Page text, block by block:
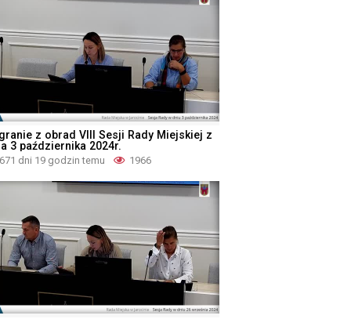
z obrad VIII Sesji Rady Miejskiej z
3 października 2024r.
671 dni 19 godzin temu 1966